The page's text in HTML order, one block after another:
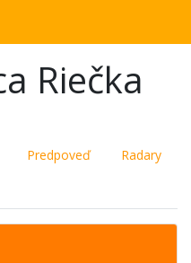
Riečka
Predpoveď Radary